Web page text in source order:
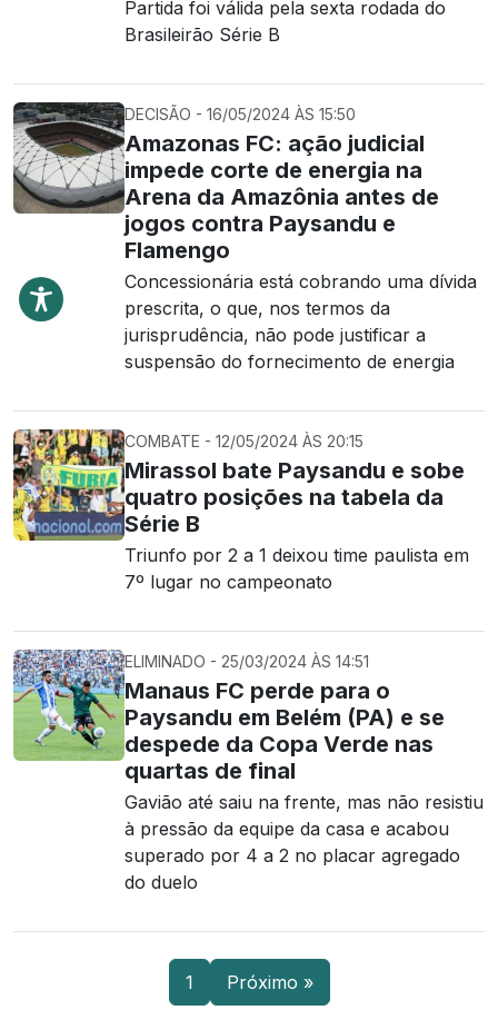
Partida foi válida pela sexta rodada do
Brasileirão Série B
DECISÃO - 16/05/2024 ÀS 15:50
Amazonas FC: ação judicial
impede corte de energia na
Arena da Amazônia antes de
jogos contra Paysandu e
Flamengo
Concessionária está cobrando uma dívida
prescrita, o que, nos termos da
jurisprudência, não pode justificar a
suspensão do fornecimento de energia
COMBATE - 12/05/2024 ÀS 20:15
Mirassol bate Paysandu e sobe
quatro posições na tabela da
Série B
Triunfo por 2 a 1 deixou time paulista em
7º lugar no campeonato
ELIMINADO - 25/03/2024 ÀS 14:51
Manaus FC perde para o
Paysandu em Belém (PA) e se
despede da Copa Verde nas
quartas de final
Gavião até saiu na frente, mas não resistiu
à pressão da equipe da casa e acabou
superado por 4 a 2 no placar agregado
do duelo
1 Próximo »